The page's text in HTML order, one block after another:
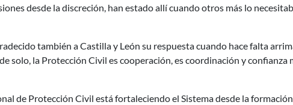
desde la discreción, han estado allí cuando otros más lo
también a Castilla y León su respuesta cuando hace falta
solo, la Protección Civil es cooperación, es coordinación y confianza
de Protección Civil está fortaleciendo el Sistema desde la